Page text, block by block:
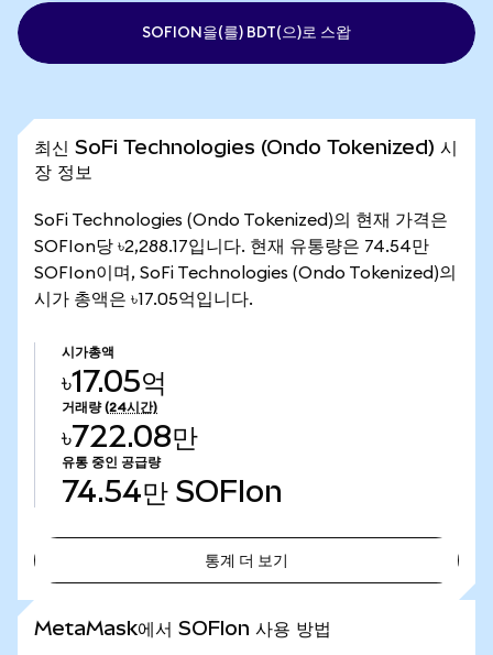
SOFION을(를) BDT(으)로 스왑
최신 SoFi Technologies (Ondo Tokenized) 시
장 정보
SoFi Technologies (Ondo Tokenized)의 현재 가격은
SOFIon당 ৳2,288.17입니다. 현재 유통량은 74.54만
SOFIon이며, SoFi Technologies (Ondo Tokenized)의
시가 총액은 ৳17.05억입니다.
시가총액
৳17.05억
거래량 (24시간)
৳722.08만
유통 중인 공급량
74.54만 SOFIon
통계 더 보기
MetaMask에서 SOFIon 사용 방법